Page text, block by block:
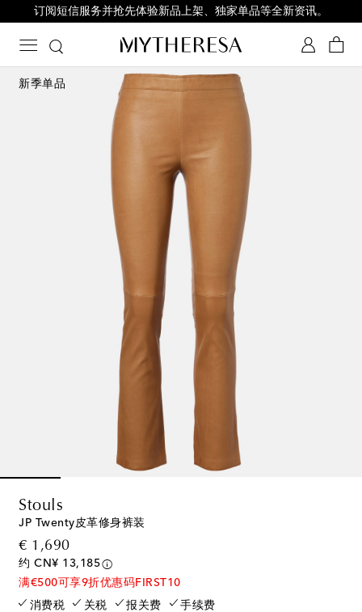
订阅短信服务并抢先体验新品上架、独家单品等全新资讯。
新季单品
Stouls
JP Twenty皮革修身裤装
€ 1,690original price
约 CN¥ 13,185
满€500可享9折优惠码FIRST10
消费税
关税 报关费
手续费